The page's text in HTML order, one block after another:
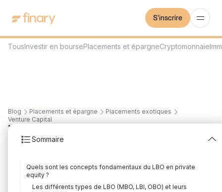
S'inscrire
TousInvestir en boursePlacements et épargneCryptomonnaie
Blog Placements et épargne
Placements exotiques
Venture Capital
Sommaire
Quels sont les concepts fondamentaux du LBO en private
equity ?
Les différents types de LBO (MBO, LBI, OBO) et leurs
19
comment ça marche ?
Rédigé par Florian Corteel Édité parLouis Sellier